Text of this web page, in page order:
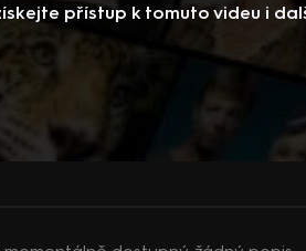
přístup k tomuto videu i